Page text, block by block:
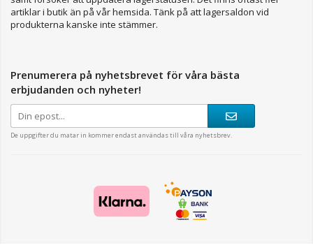
artiklar i butik än på vår hemsida. Tänk på att lagersaldon vid
produkterna kanske inte stämmer.
Prenumerera på nyhetsbrevet för våra bästa
erbjudanden och nyheter!
De uppgifter du matar in kommer endast användas till våra nyhetsbrev.